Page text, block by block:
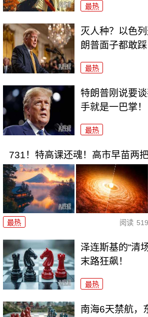
最热
灭人种？以色
朗普面子都敢踩
最热
特朗普刚说要
手就是一巴掌！
最热
731！特高课还魂！高市早苗两
最热 阅读
泽连斯基的“清
末路狂飙！
最热
南海6天禁航，